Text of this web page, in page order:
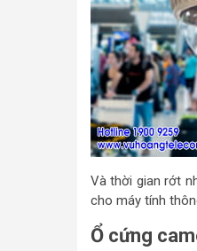
Và thời gian rớt
cho máy tính
Ổ cứng